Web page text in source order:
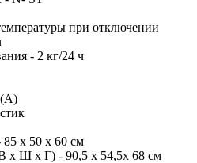
при отключении
- 2 кг/24 ч
х 50 х 60 см
х Ш х Г) - 90,5 х 54,5х 68 см